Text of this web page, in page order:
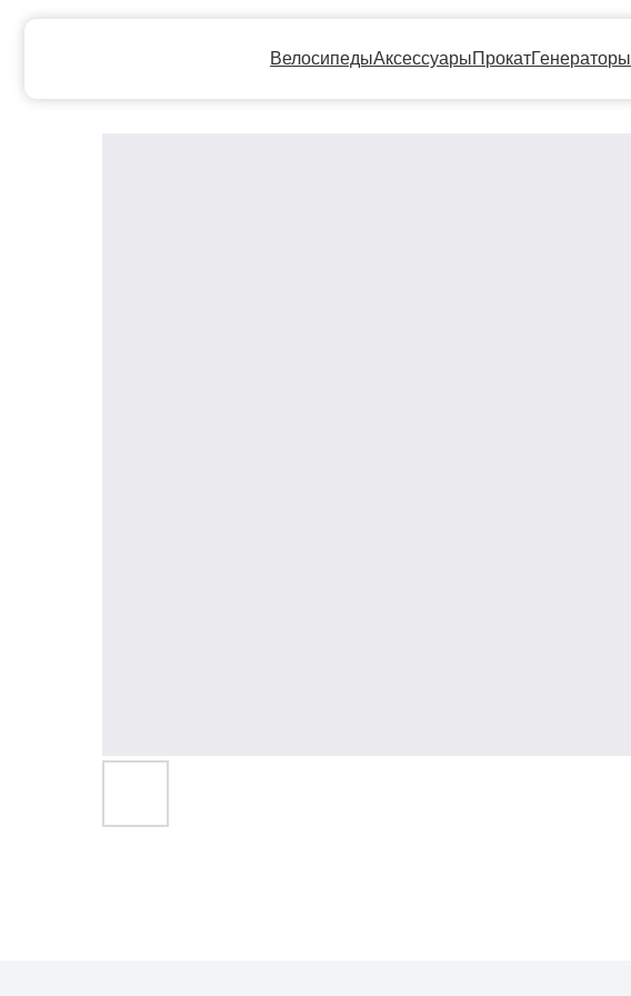
ВелосипедыАксессуарыПрокатГенераторыКонтакты